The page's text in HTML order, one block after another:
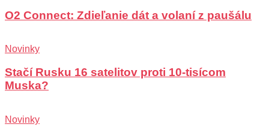
O2 Connect: Zdieľanie dát a volaní z paušálu
Novinky
Stačí Rusku 16 satelitov proti 10-tisícom
Muska?
Novinky